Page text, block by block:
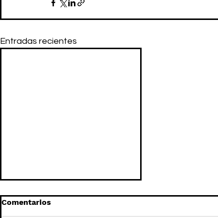
Entradas recientes
Comentarios